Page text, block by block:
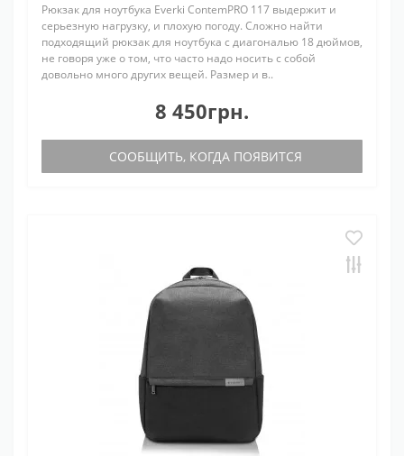
Рюкзак для ноутбука Everki ContemPRO 117 выдержит и
серьезную нагрузку, и плохую погоду. Сложно найти
подходящий рюкзак для ноутбука с диагональю 18 дюймов,
не говоря уже о том, что часто надо носить с собой
довольно много других вещей. Размер и в..
8 450грн.
СООБЩИТЬ, КОГДА ПОЯВИТСЯ